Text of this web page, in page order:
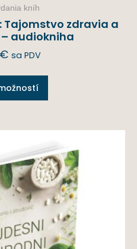
kníh
Tajomstvo zdravia a
audiokniha
€ sa PDV